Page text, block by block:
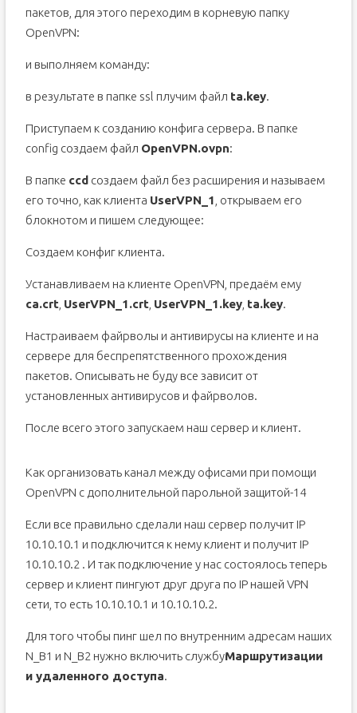
пакетов, для этого переходим в корневую папку
OpenVPN:
и выполняем команду:
в результате в папке ssl плучим файл ta.key.
Приступаем к созданию конфига сервера. В папке
config создаем файл OpenVPN.ovpn:
В папке ccdсоздаем файл без расширения и называем
его точно, как клиента UserVPN_1 , открываем его
блокнотом и пишем следующее:
Создаем конфиг клиента.
Устанавливаем на клиенте OpenVPN, предаём ему
ca.crt UserVPN_1.crt UserVPN_1.key, ta.key.
Настраиваем файрволы и антивирусы на клиенте и на
сервере для беспрепятственного прохождения
пакетов. Описывать не буду все зависит от
установленных антивирусов и файрволов.
После всего этого запускаем наш сервер и клиент.
Как организовать канал между офисами при помощи
OpenVPN с дополнительной парольной защитой-14
Если все правильно сделали наш сервер получит IP
10.10.10.1 и подключится к нему клиент и получит IP
10.10.10.2 . И так подключение у нас состоялось теперь
сервер и клиент пингуют друг друга по IP нашей VPN
сети, то есть 10.10.10.1 и 10.10.10.2.
Для того чтобы пинг шел по внутренним адресам наших
N_B1 и N_B2 нужно включить службуМаршрутизации
и удаленного доступа.